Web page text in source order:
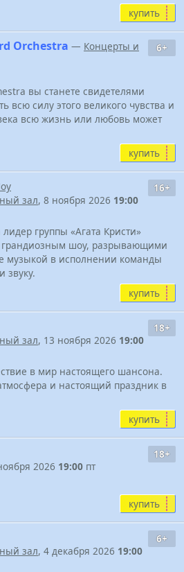
купить
6+
Orchestra — Концерты и
вы станете свидетелями
силу этого великого чувства и
всю жизнь или любовь может
купить
16+
зал, 8 ноября 2026 19:00
группы «Агата Кристи»
грандиозным шоу, разрывающими
музыкой в исполнении команды
звуку.
купить
18+
зал, 13 ноября 2026 19:00
в мир настоящего шансона.
и настоящий праздник в
купить
18+
2026 19:00 пт
купить
6+
зал, 4 декабря 2026 19:00